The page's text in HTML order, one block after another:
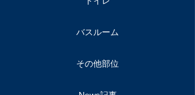
バスルーム
その他部位